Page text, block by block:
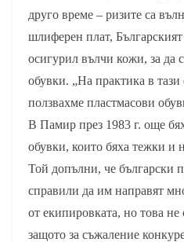
друго време – ризите са
шлиферен плат,
осигурил вълчи кожи, за да
обувки. „На практика в
ползвахме пластмасови
В Памир през 1983 г. още
обувки, които бяха тежки и
Той допълни, че български
справили да им направят
от екипировката, но това не
защото за съжаление